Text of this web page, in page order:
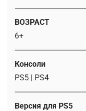
ВОЗРАСТ
6+
Консоли
PS5 | PS4
Версия для PS5